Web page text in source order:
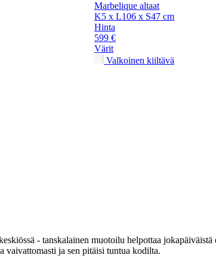
Marbelique altaat
K5 x L106 x S47 cm
Hinta
599 €
Värit
Valkoinen kiiltävä
- tanskalainen muotoilu helpottaa
vaivattomasti ja sen pitäisi tuntua kodilta.